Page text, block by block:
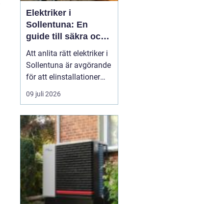
Elektriker i
Sollentuna: En
guide till säkra och
pålitliga
elinstallationer
Att anlita rätt elektriker i
Sollentuna är avgörande
för att elinstallationer
ska fungera säkert,
effektivt och enligt
Oavsett om det gäller ett
mindre arbete i hemmet
eller ett mer omfattande
pr...
09 juli 2026